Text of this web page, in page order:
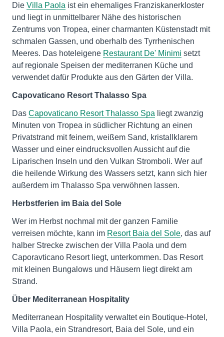
Die Villa Paola ist ein ehemaliges Franziskanerkloster
und liegt in unmittelbarer Nähe des historischen
Zentrums von Tropea, einer charmanten Küstenstadt mit
schmalen Gassen, und oberhalb des Tyrrhenischen
Meeres. Das hoteleigene Restaurant De' Minimi setzt
auf regionale Speisen der mediterranen Küche und
verwendet dafür Produkte aus den Gärten der Villa.
Capovaticano Resort Thalasso Spa
Das Capovaticano Resort Thalasso Spa liegt zwanzig
Minuten von Tropea in südlicher Richtung an einen
Privatstrand mit feinem, weißem Sand, kristallklarem
Wasser und einer eindrucksvollen Aussicht auf die
Liparischen Inseln und den Vulkan Stromboli. Wer auf
die heilende Wirkung des Wassers setzt, kann sich hier
außerdem im Thalasso Spa verwöhnen lassen.
Herbstferien im Baia del Sole
Wer im Herbst nochmal mit der ganzen Familie
verreisen möchte, kann im Resort Baia del Sole, das auf
halber Strecke zwischen der Villa Paola und dem
Caporavticano Resort liegt, unterkommen. Das Resort
mit kleinen Bungalows und Häusern liegt direkt am
Strand.
Über Mediterranean Hospitality
Mediterranean Hospitality verwaltet ein Boutique-Hotel,
Villa Paola, ein Strandresort, Baia del Sole, und ein